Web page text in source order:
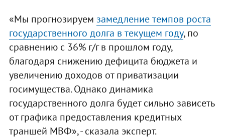
«Мы прогнозируем замедление темпов роста
государственного долга в текущем году, по
сравнению с 36% г/г в прошлом году,
благодаря снижению дефицита бюджета и
увеличению доходов от приватизации
госимущества. Однако динамика
государственного долга будет сильно зависеть
от графика предоставления кредитных
траншей МВФ», - сказала эксперт.